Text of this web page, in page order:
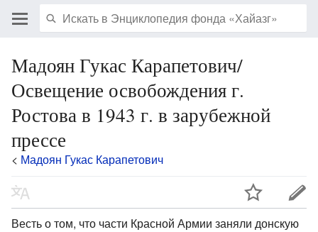
Мадоян Гукас Карапетович/
Освещение освобождения г.
Ростова в 1943 г. в зарубежной
прессе
< Мадоян Гукас Карапетович
Весть о том, что части Красной Армии заняли донскую